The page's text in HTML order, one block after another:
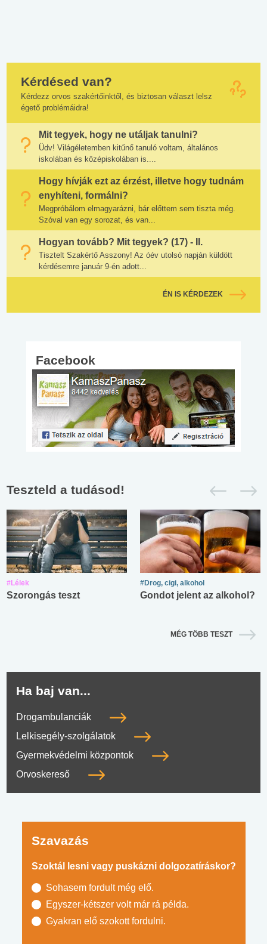
Kérdésed van?
Kérdezz orvos szakértőinktől, és biztosan választ lelsz
égető problémáidra!
Mit tegyek, hogy ne utáljak tanulni?
Üdv! Világéletemben kitűnő tanuló voltam, általános
iskolában és középiskolában is....
Hogy hívják ezt az érzést, illetve hogy tudnám
enyhíteni, formálni?
Megpróbálom elmagyarázni, bár előttem sem tiszta még.
Szóval van egy sorozat, és van...
Hogyan tovább? Mit tegyek? (17) - II.
Tisztelt Szakértő Asszony! Az óév utolsó napján küldött
kérdésemre január 9-én adott...
ÉN IS KÉRDEZEK
Facebook
Teszteld a tudásod!
#Lélek
Szorongás teszt
#Drog, cigi, alkohol
Gondot jelent az alkohol?
MÉG TÖBB TESZT
Ha baj van...
Drogambulanciák
Lelkisegély-szolgálatok
Gyermekvédelmi központok
Orvoskereső
Szavazás
Szoktál lesni vagy puskázni dolgozatíráskor?
Sohasem fordult még elő.
Egyszer-kétszer volt már rá példa.
Gyakran elő szokott fordulni.